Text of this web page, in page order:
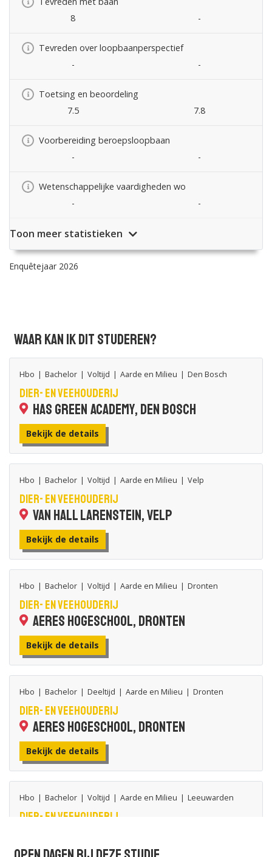
8
-
Tevreden over loopbaanperspectief
-
-
Toetsing en beoordeling
7.5
7.8
Voorbereiding beroepsloopbaan
-
-
Wetenschappelijke vaardigheden wo
-
-
Toon meer statistieken
Enquêtejaar 2026
Waar kan ik dit studeren?
Hbo | Bachelor | Voltijd | Aarde en Milieu | Den Bosch
Dier- en Veehouderij
HAS green academy, Den Bosch
Bekijk de details
Hbo | Bachelor | Voltijd | Aarde en Milieu | Velp
Dier- en Veehouderij
Van Hall Larenstein, Velp
Bekijk de details
Hbo | Bachelor | Voltijd | Aarde en Milieu | Dronten
Dier- en Veehouderij
Aeres Hogeschool, Dronten
Bekijk de details
Hbo | Bachelor | Deeltijd | Aarde en Milieu | Dronten
Dier- en Veehouderij
Aeres Hogeschool, Dronten
Bekijk de details
Hbo | Bachelor | Voltijd | Aarde en Milieu | Leeuwarden
Dier- en Veehouderij